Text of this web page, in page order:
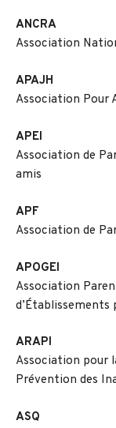
ANCRA
Association
APAJH
Association Pour
APEI
Association de
amis
APF
Association de
APOGEI
Association
d’Établissements
ARAPI
Association pour
Prévention des
ASQ